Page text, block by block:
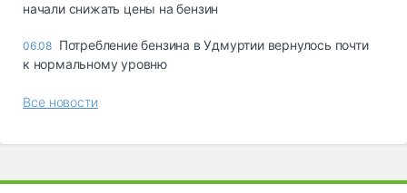
начали снижать цены на бензин
06.08 Потребление бензина в Удмуртии вернулось почти
к нормальному уровню
Все новости